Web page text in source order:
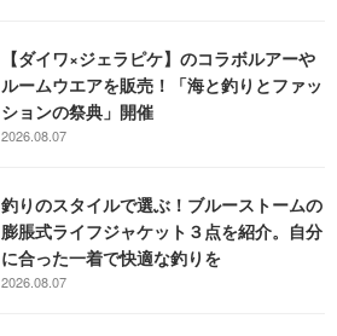
【ダイワ×ジェラピケ】のコラボルアーや
ルームウエアを販売！「海と釣りとファッ
ションの祭典」開催
2026.08.07
釣りのスタイルで選ぶ！ブルーストームの
膨脹式ライフジャケット３点を紹介。自分
に合った一着で快適な釣りを
2026.08.07